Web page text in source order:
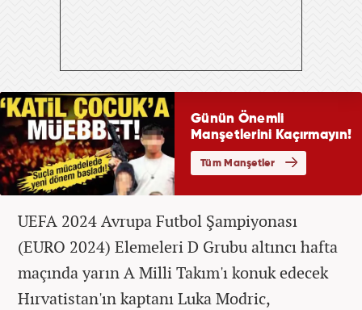
UEFA 2024 Avrupa Futbol Şampiyonası
(EURO 2024) Elemeleri D Grubu altıncı hafta
maçında yarın A Milli Takım'ı konuk edecek
Hırvatistan'ın kaptanı Luka Modric,